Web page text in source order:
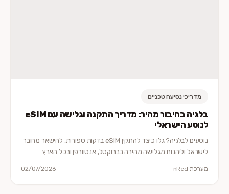
מדריכי נסיעה טכניים
בלגיה בחיבור מהיר: מדריך התקנה וגלישה עם eSIM
לנוסע הישראלי
נוסעים לבלגיה? גלו כיצד להתקין eSIM בדקות ספורות, להישאר מחובר
לישראל וליהנות מגלישה מהירה בברוקסל, אנטוורפן ובכל הארץ.
מערכת nRed 02/07/2026